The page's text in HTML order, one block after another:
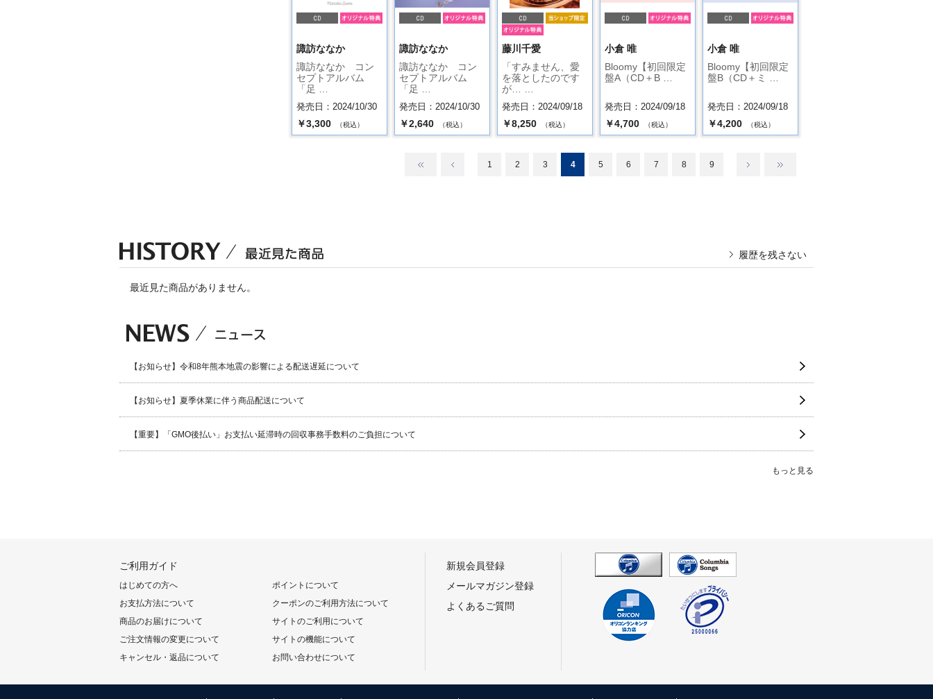
諏訪ななか
諏訪ななか コン
セプトアルバム
「足 …
発売日：2024/10/30
￥3,300 （税込）
諏訪ななか
諏訪ななか コン
セプトアルバム
「足 …
発売日：2024/10/30
￥2,640 （税込）
藤川千愛
「すみません、愛
を落としたのです
が… …
発売日：2024/09/18
￥8,250 （税込）
小倉 唯
Bloomy【初回限定
盤A（CD＋B …
発売日：2024/09/18
￥4,700 （税込）
小倉 唯
Bloomy【初回限定
盤B（CD＋ミ …
発売日：2024/09/18
￥4,200 （税込）
1 2 3 4 5 6 7 8 9
最近見た商品がありません。
履歴を残さない
【お知らせ】令和8年熊本地震の影響による配送遅延について
【お知らせ】夏季休業に伴う商品配送について
【重要】「GMO後払い」お支払い延滞時の回収事務手数料のご負担について
もっと見る
ご利用ガイド
はじめての方へ
お支払方法について
商品のお届けについて
ご注文情報の変更について
キャンセル・返品について
ポイントについて
クーポンのご利用方法について
サイトのご利用について
サイトの機能について
お問い合わせについて
新規会員登録
メールマガジン登録
よくあるご質問